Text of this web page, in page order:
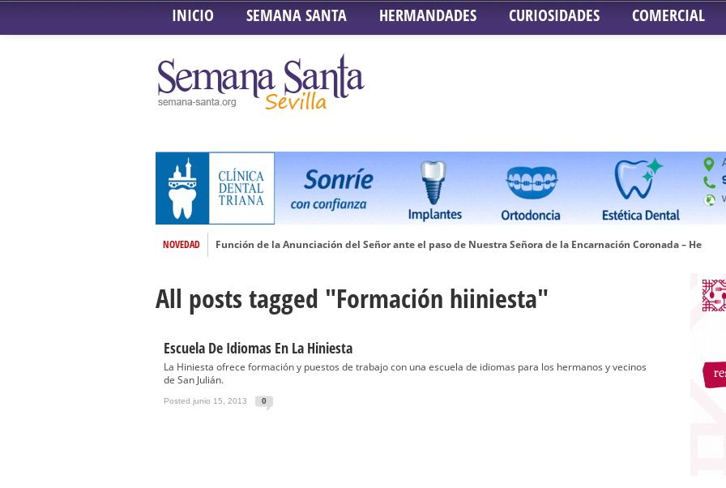
INICIO SEMANA SANTA HERMANDADES CURIOSIDADES COMERCIAL
NOVEDAD
Función de la Anunciación del Señor ante el paso de Nuestra Señora de la Encarnación Coronada –
Solemne y devoto Besamanos en honor de María Santísima en su Soledad – San Lorenzo
Función Principal de Instituto a la Virgen del Valle
Besapié y Besamano en la Quinta Angustia
Gitanos: Besamanos del Señor de la Salud
Solemne y devoto Besapiés en honor de Nuestro Padre Jesús de la Pasión
All posts tagged "Formación hiiniesta"
Escuela De Idiomas En La Hiniesta
La Hiniesta ofrece formación y puestos de trabajo con una escuela de idiomas para los hermanos y vecinos
de San Julián.
Posted junio 15, 2013 0